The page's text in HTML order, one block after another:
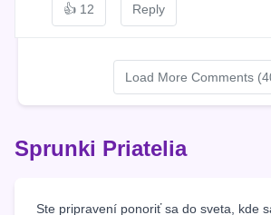
👍 12 Reply
Load More Comments
Sprunki Priatelia
Ste pripravení ponoriť sa do sveta, kde